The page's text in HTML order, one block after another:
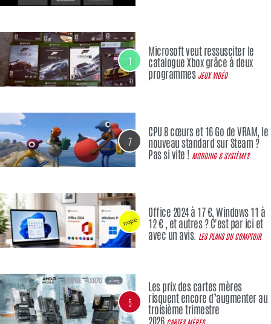
1
Microsoft veut ressusciter le
catalogue Xbox grâce à deux
programmes JEUX VIDÉO
7
CPU 8 cœurs et 16 Go de VRAM, le
nouveau standard sur Steam ?
Pas si vite ! MODDING & SYSTÈMES
nope
Office 2024 à 17 €, Windows 11 à
12 € , et autres ? C'est par ici et
avec un avis. LES PLANS DU COMPTOIR
5
Les prix des cartes mères
risquent encore d’augmenter au
troisième trimestre
2026